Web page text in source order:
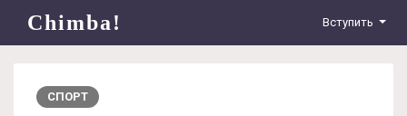
Chimba! Вступить
СПОРТ